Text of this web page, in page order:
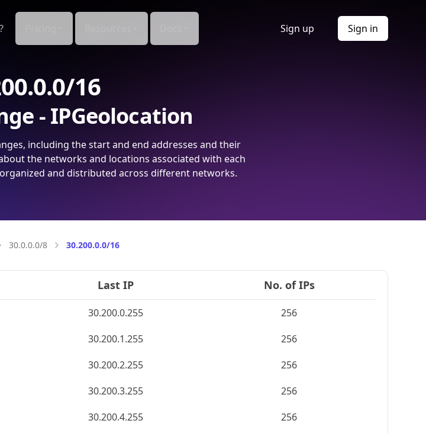
Sign up Sign in
16
- IPGeolocation
including the start and end addresses and their
the networks and locations associated with each
and distributed across different networks.
30.0.0.0/8 30.200.0.0/16
Last IP No. of IPs
30.200.0.255
256
30.200.1.255
256
30.200.2.255
256
30.200.3.255
256
30.200.4.255
256